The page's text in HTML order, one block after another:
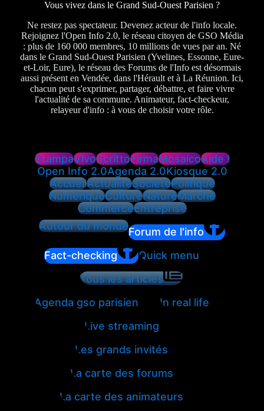
Vous vivez dans le Grand Sud-Ouest Parisien ?
Ne restez pas spectateur. Devenez acteur de l'info locale.
Rejoignez l'Open Info 2.0, le réseau citoyen de GSO Média
: plus de 160 000 membres, 10 millions de vues par an. Né
dans le Grand Sud-Ouest Parisien (Yvelines, Essonne, Eure-
et-Loir, Eure), le réseau des Forums de l'Info est désormais
aussi présent en Vendée, dans l'Hérault et à La Réunion. Ici,
chacun peut s'exprimer, partager, débattre, et faire vivre
l'actualité de sa commune. Animateur, fact-checkeur,
relayeur d'info : à vous de choisir votre rôle.
StampaVivoScrittoFirmaMosaicoAide !
Open Info 2.0Agenda 2.0Kiosque 2.0
AccueilActualitéSociétéPolitique
NumériqueCultureNatureMarché
CommerceEntreprise
Autour du mondeForum de l'info
Fact-checking
Quick menu
Tous les articles
Agenda gso parisien
In real life
Live streaming
Les grands invités
La carte des forums
La carte des animateurs